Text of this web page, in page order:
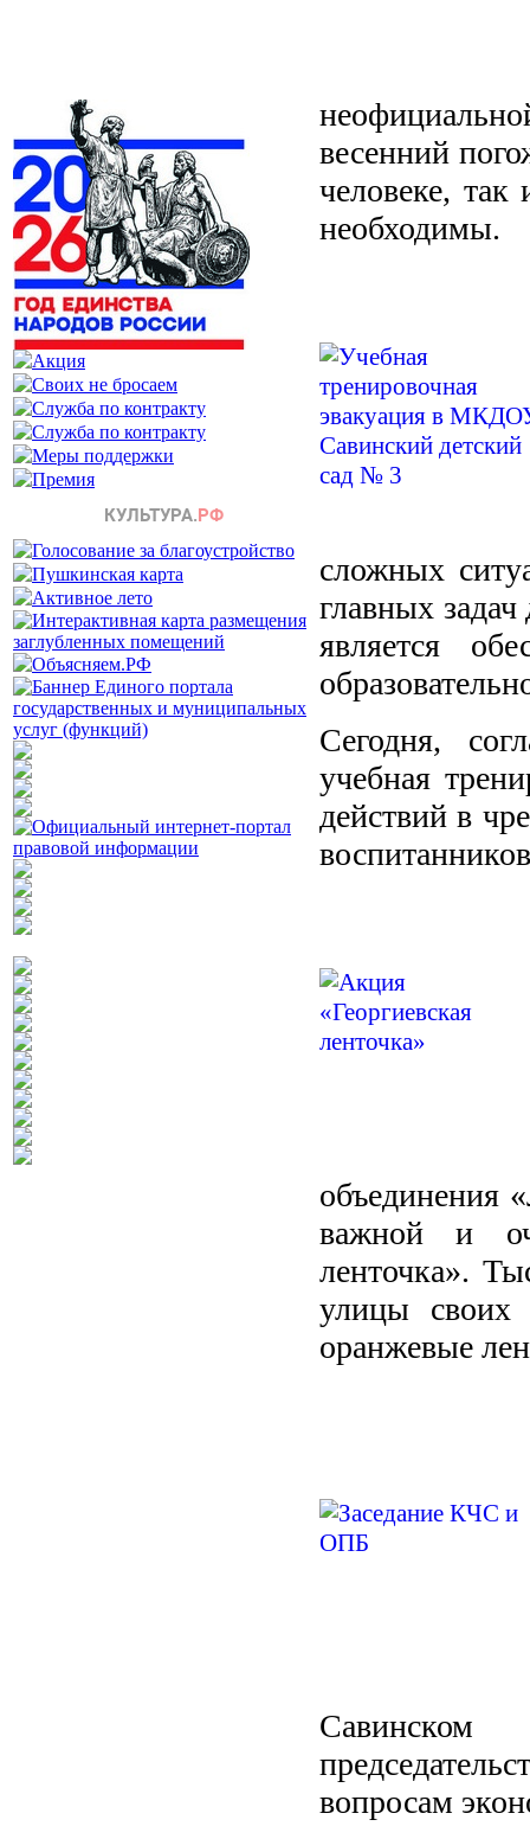
весенний
человеке, так
необходимы.
сложных
главных
является
Сегодня,
учебная
действий в
объединения
важной и
ленточка».
улицы своих
оранжевые
вопросам